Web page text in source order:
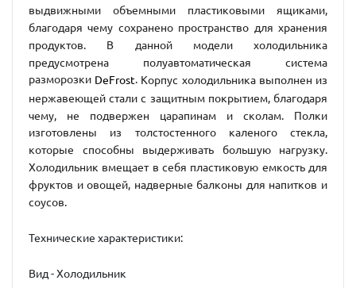
выдвижными объемными пластиковыми ящиками,
благодаря чему сохранено пространство для хранения
продуктов. В данной модели холодильника
предусмотрена полуавтоматическая система
разморозки DeFrost. Корпус холодильника выполнен из
нержавеющей стали с защитным покрытием, благодаря
чему, не подвержен царапинам и сколам. Полки
изготовлены из толстостенного каленого стекла,
которые способны выдерживать большую нагрузку.
Холодильник вмещает в себя пластиковую емкость для
фруктов и овощей, надверные балконы для напитков и
соусов.
Технические характеристики:
Вид - Холодильник